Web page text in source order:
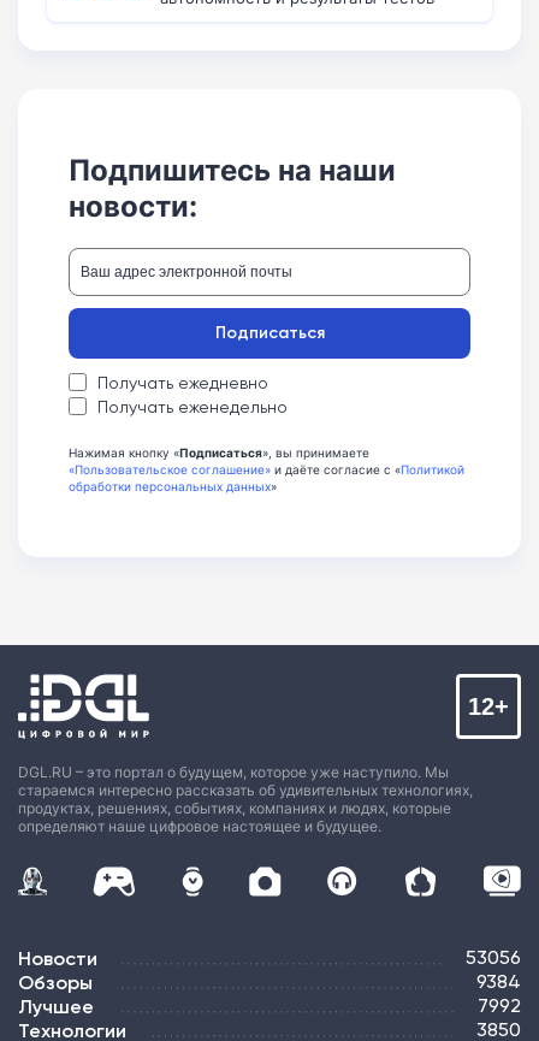
Подпишитесь на наши
новости:
Получать ежедневно
Получать еженедельно
Подписаться
Нажимая кнопку «Подписаться», вы принимаете
«Пользовательское соглашение» и даёте согласие с «Политикой
обработки персональных данных»
DGL.RU – это портал о будущем, которое уже наступило. Мы
стараемся интересно рассказать об удивительных технологиях,
продуктах, решениях, событиях, компаниях и людях, которые
определяют наше цифровое настоящее и будущее.
12+
Новости 53056
Обзоры 9384
Лучшее 7992
Технологии 3850